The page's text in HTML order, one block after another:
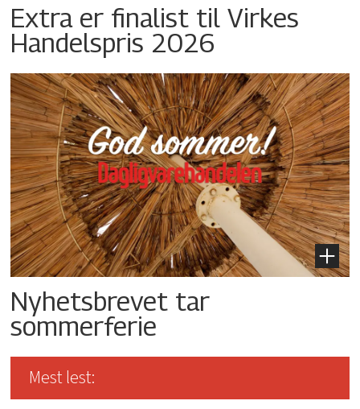
Extra er finalist til Virkes
Handelspris 2026
Nyhetsbrevet tar
sommerferie
Mest lest: